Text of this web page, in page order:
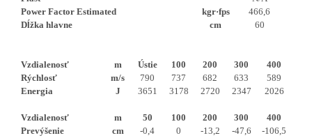
Power Factor Estimated
kgr·fps
466,6
Dĺžka hlavne
cm 60
Vzdialenosť m Ústie 100 200 300
400
Rýchlosť
m/s 790 737 682 633
589
Energia
J 3651 3178 2720 2347 2026
Vzdialenosť m 50 100 200 300
400
Prevýšenie
cm -0,4 0 -13,2 -47,6
-106,5